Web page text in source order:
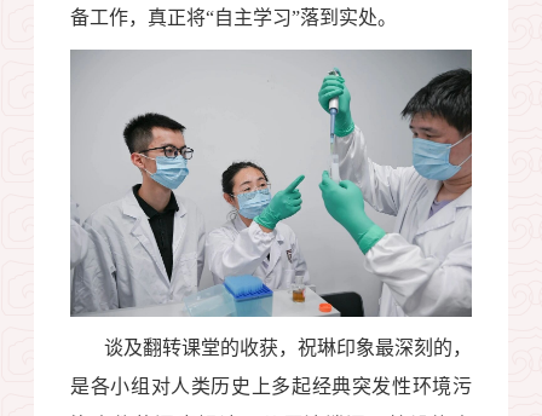
备工作，真正将“自主学习”落到实处。
谈及翻转课堂的收获，祝琳印象最深刻的，
是各小组对人类历史上多起经典突发性环境污